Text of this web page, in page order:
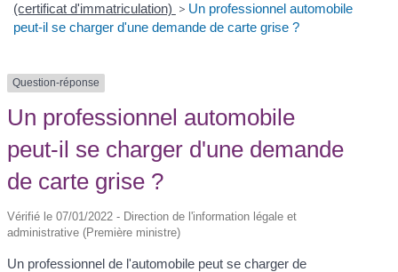
(certificat d'immatriculation) > Un professionnel automobile
peut-il se charger d'une demande de carte grise ?
Question-réponse
Un professionnel automobile
peut-il se charger d'une demande
de carte grise ?
Vérifié le 07/01/2022 - Direction de l'information légale et
administrative (Première ministre)
Un professionnel de l'automobile peut se charger de